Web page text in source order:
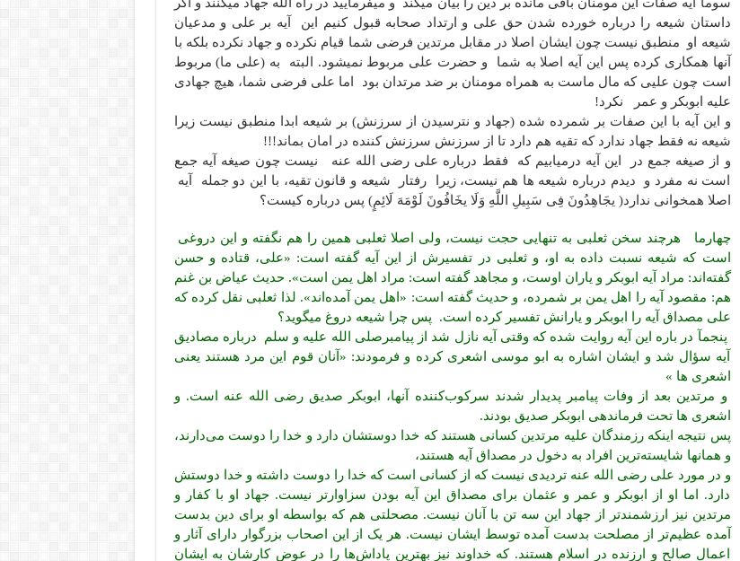
داستان شیعه را درباره خورده شدن حق علی و ارتداد صحابه قبول کنیم این آیه بر علی و مدعیان
شیعه او منطبق نیست چون ایشان اصلا در مقابل مرتدین فرضی شما قیام نکرده و جهاد نکرده بلکه با
آنها همکاری کرده پس این آیه اصلا به شما و حضرت علی مربوط نمیشود. البته به (علی ما) مربوط
است چون علیی که مال ماست به همراه مومنان بر ضد مرتدان بود اما علی فرضی شما، هیچ جهادی
علیه ابوبکر و عمر نکرد!
و این آیه با این صفات بر شمرده شده (جهاد و نترسیدن از سرزنش) بر شیعه ابدا منطبق نیست زیرا
شیعه نه فقط جهاد ندارد که تقیه هم دارد تا از سرزنش سرزنش کننده در امان بماند!!!
و از صیغه جمع در این آیه درمیابیم که فقط درباره علی رضی الله عنه نیست چون صیغه آیه جمع
است نه مفرد و دیدم درباره شیعه ها هم نیست، زیرا رفتار شیعه و قانون تقیه، با این دو جمله آیه
اصلا همخوانی ندارد( یجَاهِدُونَ فِی سَبِیلِ اللَّهِ وَلَا یخَافُونَ لَوْمَهَ لَائِمٍ) پس درباره کیست؟
چهارما هرچند سخن ثعلبی به تنهایی حجت نیست، ولی اصلا ثعلبی همین را هم نگفته و این دروغی
است که شیعه نسبت داده به او، و ثعلبی در تفسیرش از این آیه گفته است: «علی، قتاده و حسن
گفته‌اند: مراد آیه ابوبکر و یاران اوست، و مجاهد گفته است: مراد اهل یمن است». حدیث عیاض بن غنم
هم: مقصود آیه را اهل یمن بر شمرده، و حدیث گفته است: «اهل یمن آمده‌اند». لذا ثعلبی نقل کرده که
علی مصداق آیه را ابوبکر و یارانش تفسیر کرده است. پس چرا شیعه دروغ میگوید؟
پنجمآ در باره این آیه روایت شده که وقتی آیه نازل شد از پیامبرصلی الله علیه و سلم درباره مصادیق
آیه سؤال شد و ایشان اشاره به ابو موسی اشعری کرده و فرمودند: «آنان قوم این مرد هستند یعنی
اشعری ها »
و مرتدین بعد از وفات پیامبر پدیدار شدند سرکوب‌کننده آنها، ابوبکر صدیق رضی الله عنه است. و
اشعری ها تحت فرماندهی ابوبکر صدیق بودند.
پس نتیجه اینکه رزمندگان علیه مرتدین کسانی هستند که خدا دوستشان دارد و خدا را دوست می‌دارند،
و همانها شایسته‌ترین افراد به دخول در مصداق آیه هستند،
و در مورد علی رضی الله عنه تردیدی نیست که از کسانی است که خدا را دوست داشته و خدا دوستش
دارد. اما او از ابوبکر و عمر و عثمان برای مصداق این آیه بودن سزاوارتر نیست. جهاد او با کفار و
مرتدین نیز ارزشمندتر از جهاد این سه تن با آنان نیست. مصحلتی هم که بواسطه او برای دین بدست
آمده عظیم‌تر از مصلحت بدست آمده توسط ایشان نیست. هر یک از این اصحاب بزرگوار دارای آثار و
اعمال صالح و ارزنده در اسلام هستند. که خداوند نیز بهترین پاداش‌ها را در عوض کارشان به ایشان